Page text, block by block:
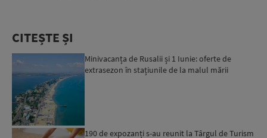
CITEȘTE ȘI
Minivacanța de Rusalii și 1 Iunie: oferte de
extrasezon în stațiunile de la malul mării
190 de expozanți s-au reunit la Târgul de Turism